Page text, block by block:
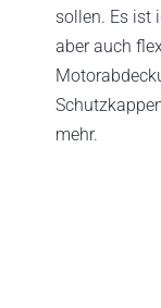
sollen. Es ist
aber auch
mehr.